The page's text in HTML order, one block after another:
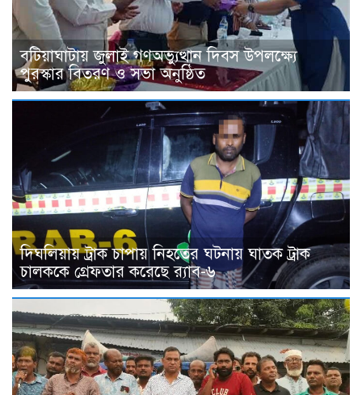
বটিয়াঘাটায় জুলাই গণঅভ্যুত্থান দিবস উপলক্ষ্যে
পুরস্কার বিতরণ ও সভা অনুষ্ঠিত
দিঘলিয়ায় ট্রাক চাপায় নিহতের ঘটনায় ঘাতক ট্রাক
চালককে গ্রেফতার করেছে র‍্যাব-৬